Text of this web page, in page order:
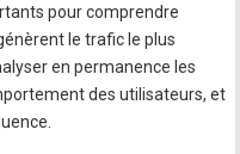
pour comprendre
le trafic le plus
en permanence les
des utilisateurs, et